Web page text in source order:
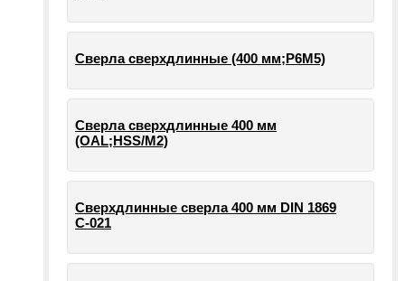
Сверла сверхдлинные (400 мм;Р6М5)
Сверла сверхдлинные 400 мм
(OAL;HSS/M2)
Сверхдлинные сверла 400 мм DIN 1869
С-021